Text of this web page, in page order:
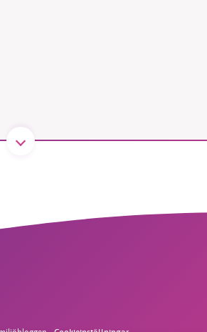
Nu vill vi utveckla vårt arbete –